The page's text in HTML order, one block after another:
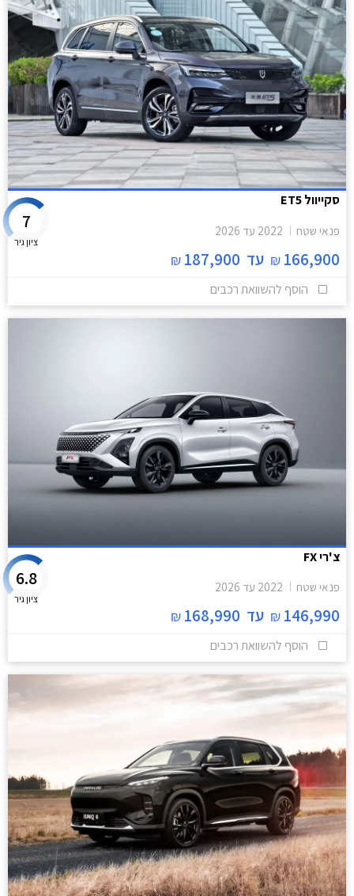
סקייוול ET5
פנאי שטח 2022 עד 2026
166,900
₪ עד 187,900
₪
7
ציון גיר
הוסף להשוואת רכבים
צ'רי FX
פנאי שטח 2022 עד 2026
146,990
₪ עד 168,990
₪
6.8
ציון גיר
הוסף להשוואת רכבים